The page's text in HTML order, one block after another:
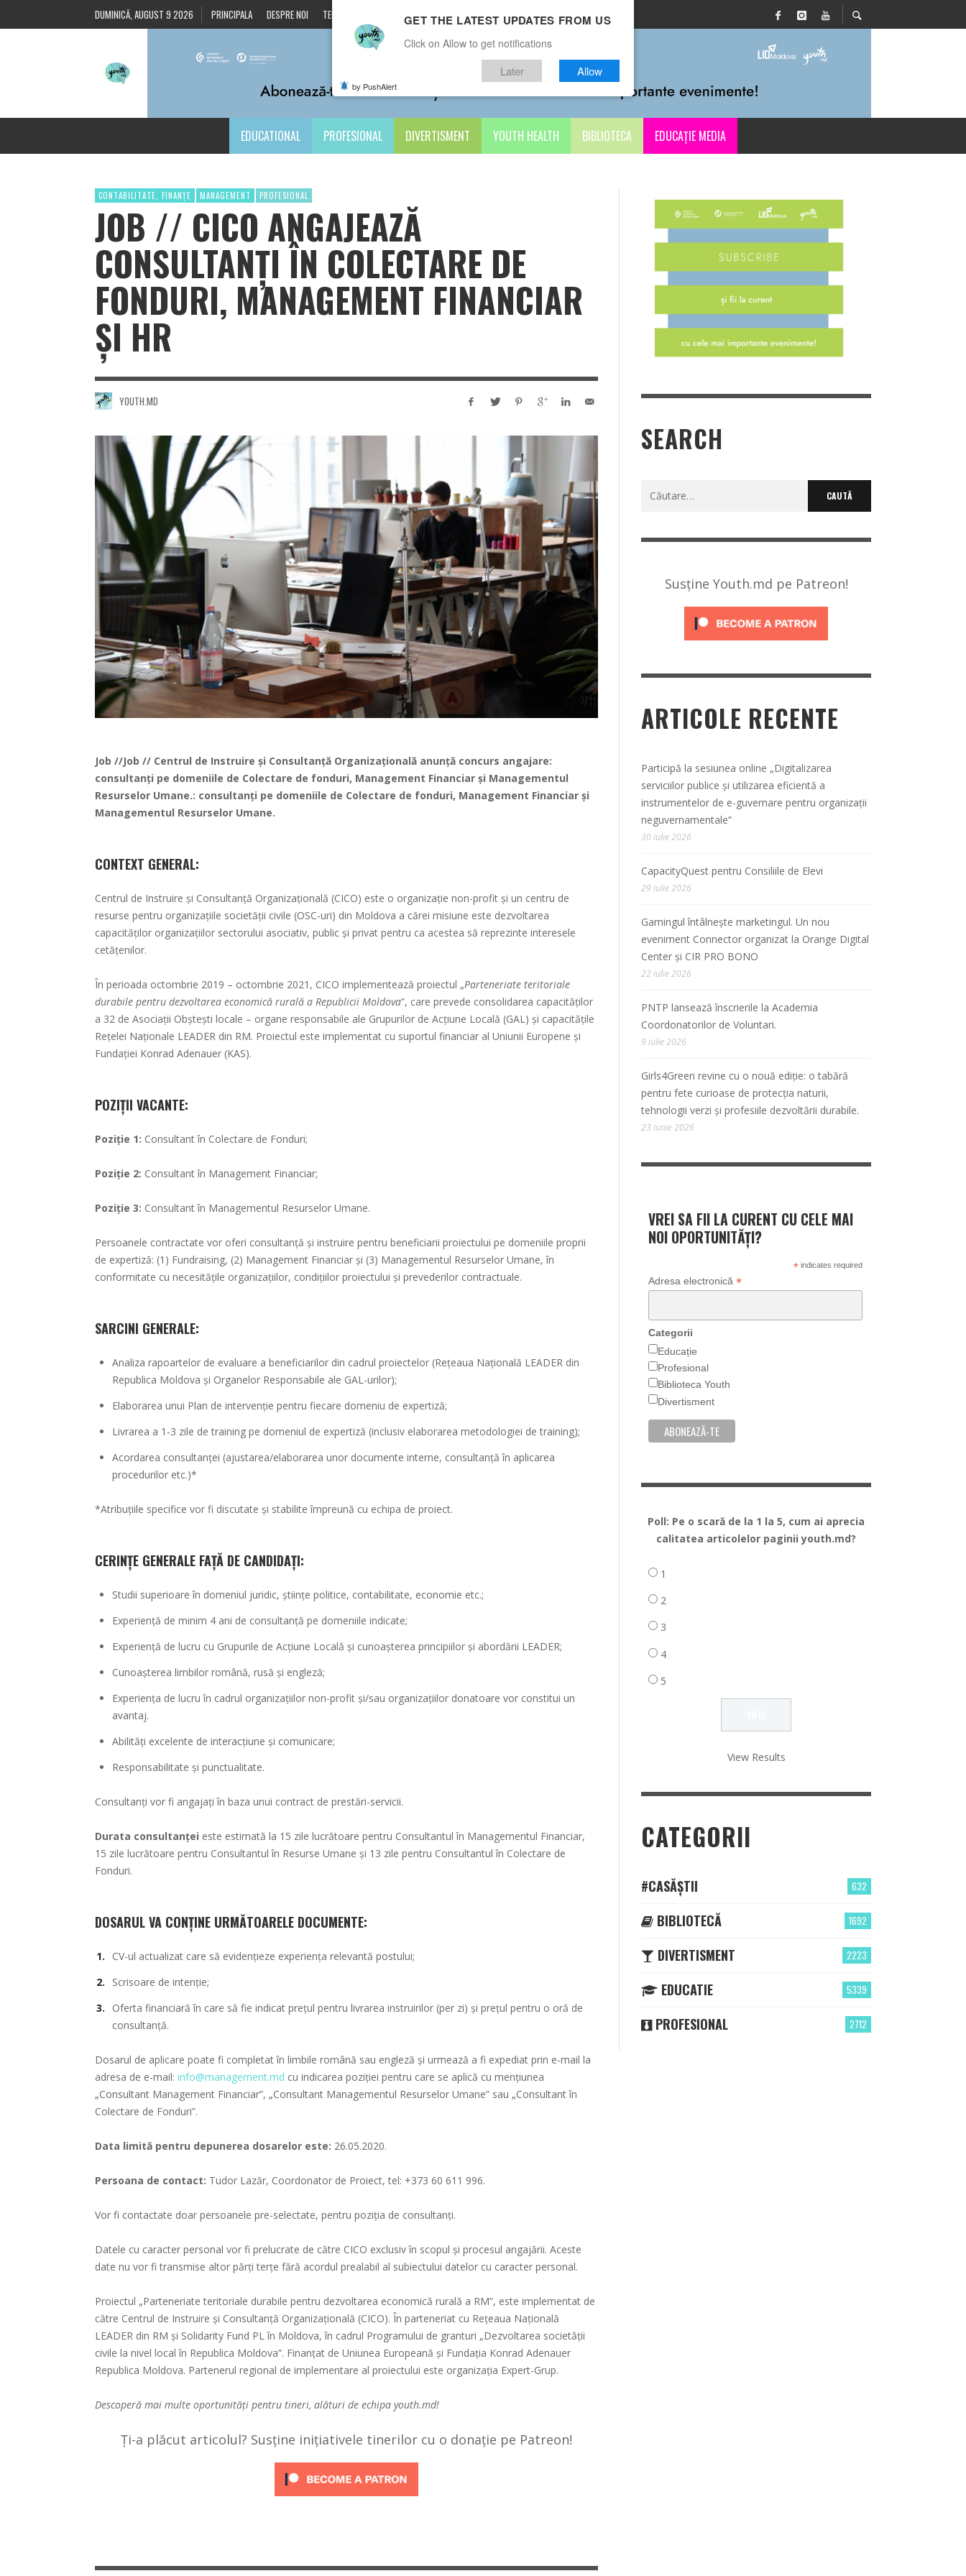
DUMINICĂ, AUGUST 9 2026 PRINCIPALA DESPRE NOI TERMENI ȘI CONDIȚII CONTACTE
EDUCATIONAL PROFESIONAL DIVERTISMENT YOUTH HEALTH BIBLIOTECA EDUCAȚIE MEDIA
CONTABILITATE, FINANȚE MANAGEMENT PROFESIONAL
JOB // CICO ANGAJEAZĂ
CONSULTANȚI ÎN COLECTARE DE
FONDURI, MANAGEMENT FINANCIAR
ȘI HR
YOUTH.MD
Job //Job // Centrul de Instruire și Consultanță Organizațională anunță concurs angajare:
consultanți pe domeniile de Colectare de fonduri, Management Financiar și Managementul
Resurselor Umane.: consultanți pe domeniile de Colectare de fonduri, Management Financiar și
Managementul Resurselor Umane.
CONTEXT GENERAL:
Centrul de Instruire și Consultanță Organizațională (CICO) este o organizație non-profit și un centru de
resurse pentru organizațiile societății civile (OSC-uri) din Moldova a cărei misiune este dezvoltarea
capacităților organizațiilor sectorului asociativ, public și privat pentru ca acestea să reprezinte interesele
cetățenilor.
În perioada octombrie 2019 – octombrie 2021, CICO implementează proiectul „Parteneriate teritoriale
durabile pentru dezvoltarea economică rurală a Republicii Moldova”, care prevede consolidarea capacităților
a 32 de Asociații Obștești locale – organe responsabile ale Grupurilor de Acțiune Locală (GAL) și capacitățile
Rețelei Naționale LEADER din RM. Proiectul este implementat cu suportul financiar al Uniunii Europene și
Fundației Konrad Adenauer (KAS).
POZIȚII VACANTE:
Poziție 1: Consultant în Colectare de Fonduri;
Poziție 2: Consultant în Management Financiar;
Poziție 3: Consultant în Managementul Resurselor Umane.
Persoanele contractate vor oferi consultanță și instruire pentru beneficiarii proiectului pe domeniile proprii
de expertiză: (1) Fundraising, (2) Management Financiar și (3) Managementul Resurselor Umane, în
conformitate cu necesitățile organizațiilor, condițiilor proiectului și prevederilor contractuale.
SARCINI GENERALE:
Analiza rapoartelor de evaluare a beneficiarilor din cadrul proiectelor (Rețeaua Națională LEADER din
Republica Moldova și Organelor Responsabile ale GAL-urilor);
Elaborarea unui Plan de intervenție pentru fiecare domeniu de expertiză;
Livrarea a 1-3 zile de training pe domeniul de expertiză (inclusiv elaborarea metodologiei de training);
Acordarea consultanței (ajustarea/elaborarea unor documente interne, consultanță în aplicarea
procedurilor etc.)*
*Atribuțiile specifice vor fi discutate și stabilite împreună cu echipa de proiect.
CERINȚE GENERALE FAȚĂ DE CANDIDAȚI:
Studii superioare în domeniul juridic, științe politice, contabilitate, economie etc.;
Experiență de minim 4 ani de consultanță pe domeniile indicate;
Experiență de lucru cu Grupurile de Acțiune Locală și cunoașterea principiilor și abordării LEADER;
Cunoașterea limbilor română, rusă și engleză;
Experiența de lucru în cadrul organizațiilor non-profit și/sau organizațiilor donatoare vor constitui un
avantaj.
Abilități excelente de interacțiune și comunicare;
Responsabilitate și punctualitate.
Consultanți vor fi angajați în baza unui contract de prestări-servicii.
Durata consultanței este estimată la 15 zile lucrătoare pentru Consultantul în Managementul Financiar,
15 zile lucrătoare pentru Consultantul în Resurse Umane și 13 zile pentru Consultantul în Colectare de
Fonduri.
DOSARUL VA CONȚINE URMĂTOARELE DOCUMENTE:
CV-ul actualizat care să evidențieze experiența relevantă postului;
Scrisoare de intenție;
Oferta financiară în care să fie indicat prețul pentru livrarea instruirilor (per zi) și prețul pentru o oră de
consultanță.
Dosarul de aplicare poate fi completat în limbile română sau engleză și urmează a fi expediat prin e-mail la
adresa de e-mail: info@management.md cu indicarea poziției pentru care se aplică cu mențiunea
„Consultant Management Financiar”, „Consultant Managementul Resurselor Umane” sau „Consultant în
Colectare de Fonduri”.
Data limită pentru depunerea dosarelor este: 26.05.2020.
Persoana de contact: Tudor Lazăr, Coordonator de Proiect, tel: +373 60 611 996.
Vor fi contactate doar persoanele pre-selectate, pentru poziția de consultanți.
Datele cu caracter personal vor fi prelucrate de către CICO exclusiv în scopul și procesul angajării. Aceste
date nu vor fi transmise altor părți terțe fără acordul prealabil al subiectului datelor cu caracter personal.
Proiectul „Parteneriate teritoriale durabile pentru dezvoltarea economică rurală a RM”, este implementat de
către Centrul de Instruire și Consultanță Organizațională (CICO). În parteneriat cu Rețeaua Națională
LEADER din RM și Solidarity Fund PL în Moldova, în cadrul Programului de granturi „Dezvoltarea societății
civile la nivel local în Republica Moldova”. Finanțat de Uniunea Europeană și Fundația Konrad Adenauer
Republica Moldova. Partenerul regional de implementare al proiectului este organizația Expert-Grup.
Descoperă mai multe oportunități pentru tineri, alături de echipa youth.md!
Ți-a plăcut articolul? Susține inițiativele tinerilor cu o donație pe Patreon!
SEARCH
Caută
Susține Youth.md pe Patreon!
ARTICOLE RECENTE
Participă la sesiunea online „Digitalizarea
serviciilor publice și utilizarea eficientă a
instrumentelor de e-guvernare pentru organizații
neguvernamentale”
30 iulie 2026
CapacityQuest pentru Consiliile de Elevi
29 iulie 2026
Gamingul întâlnește marketingul. Un nou
eveniment Connector organizat la Orange Digital
Center și CIR PRO BONO
22 iulie 2026
PNTP lansează înscrierile la Academia
Coordonatorilor de Voluntari.
9 iulie 2026
Girls4Green revine cu o nouă ediție: o tabără
pentru fete curioase de protecția naturii,
tehnologii verzi și profesiile dezvoltării durabile.
23 iunie 2026
VREI SA FII LA CURENT CU CELE MAI
NOI OPORTUNITĂȚI?
*indicates required
Adresa electronică *
Categorii
Educație
Profesional
Biblioteca Youth
Divertisment
Poll: Pe o scară de la 1 la 5, cum ai aprecia
calitatea articolelor paginii youth.md?
1
2
3
4
5
View Results
CATEGORII
632
#CASĂȘTII
1692
BIBLIOTECĂ
2223
DIVERTISMENT
5339
EDUCATIE
2712
PROFESIONAL
GET THE LATEST UPDATES FROM US
Click on Allow to get notifications
Later Allow
by PushAlert